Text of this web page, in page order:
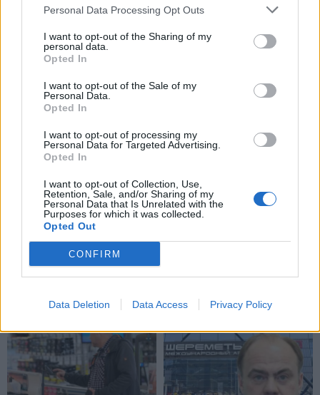
Personal Data Processing Opt Outs
I want to opt-out of the Sharing of my
personal data.
Opted In
I want to opt-out of the Sale of my
Personal Data.
Opted In
I want to opt-out of processing my
Personal Data for Targeted Advertising.
Opted In
I want to opt-out of Collection, Use,
Retention, Sale, and/or Sharing of my
Personal Data that Is Unrelated with the
Purposes for which it was collected.
Opted Out
CONFIRM
Data Deletion Data Access Privacy Policy
где именно?
бомбоубежищ после
готовящихся ударах
Золотая Орда в
глубине веков и в наши
Исторический момент
на Празднике моря: мэр
Вайткус поблагодарил
вклад в организацию
мероприятия